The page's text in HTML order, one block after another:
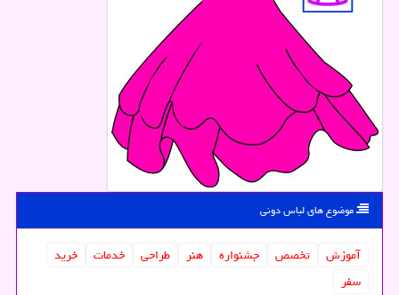
موضوع های لباس دونی
آموزش تخصص جشنواره هنر طراحی خدمات
خرید
سفر